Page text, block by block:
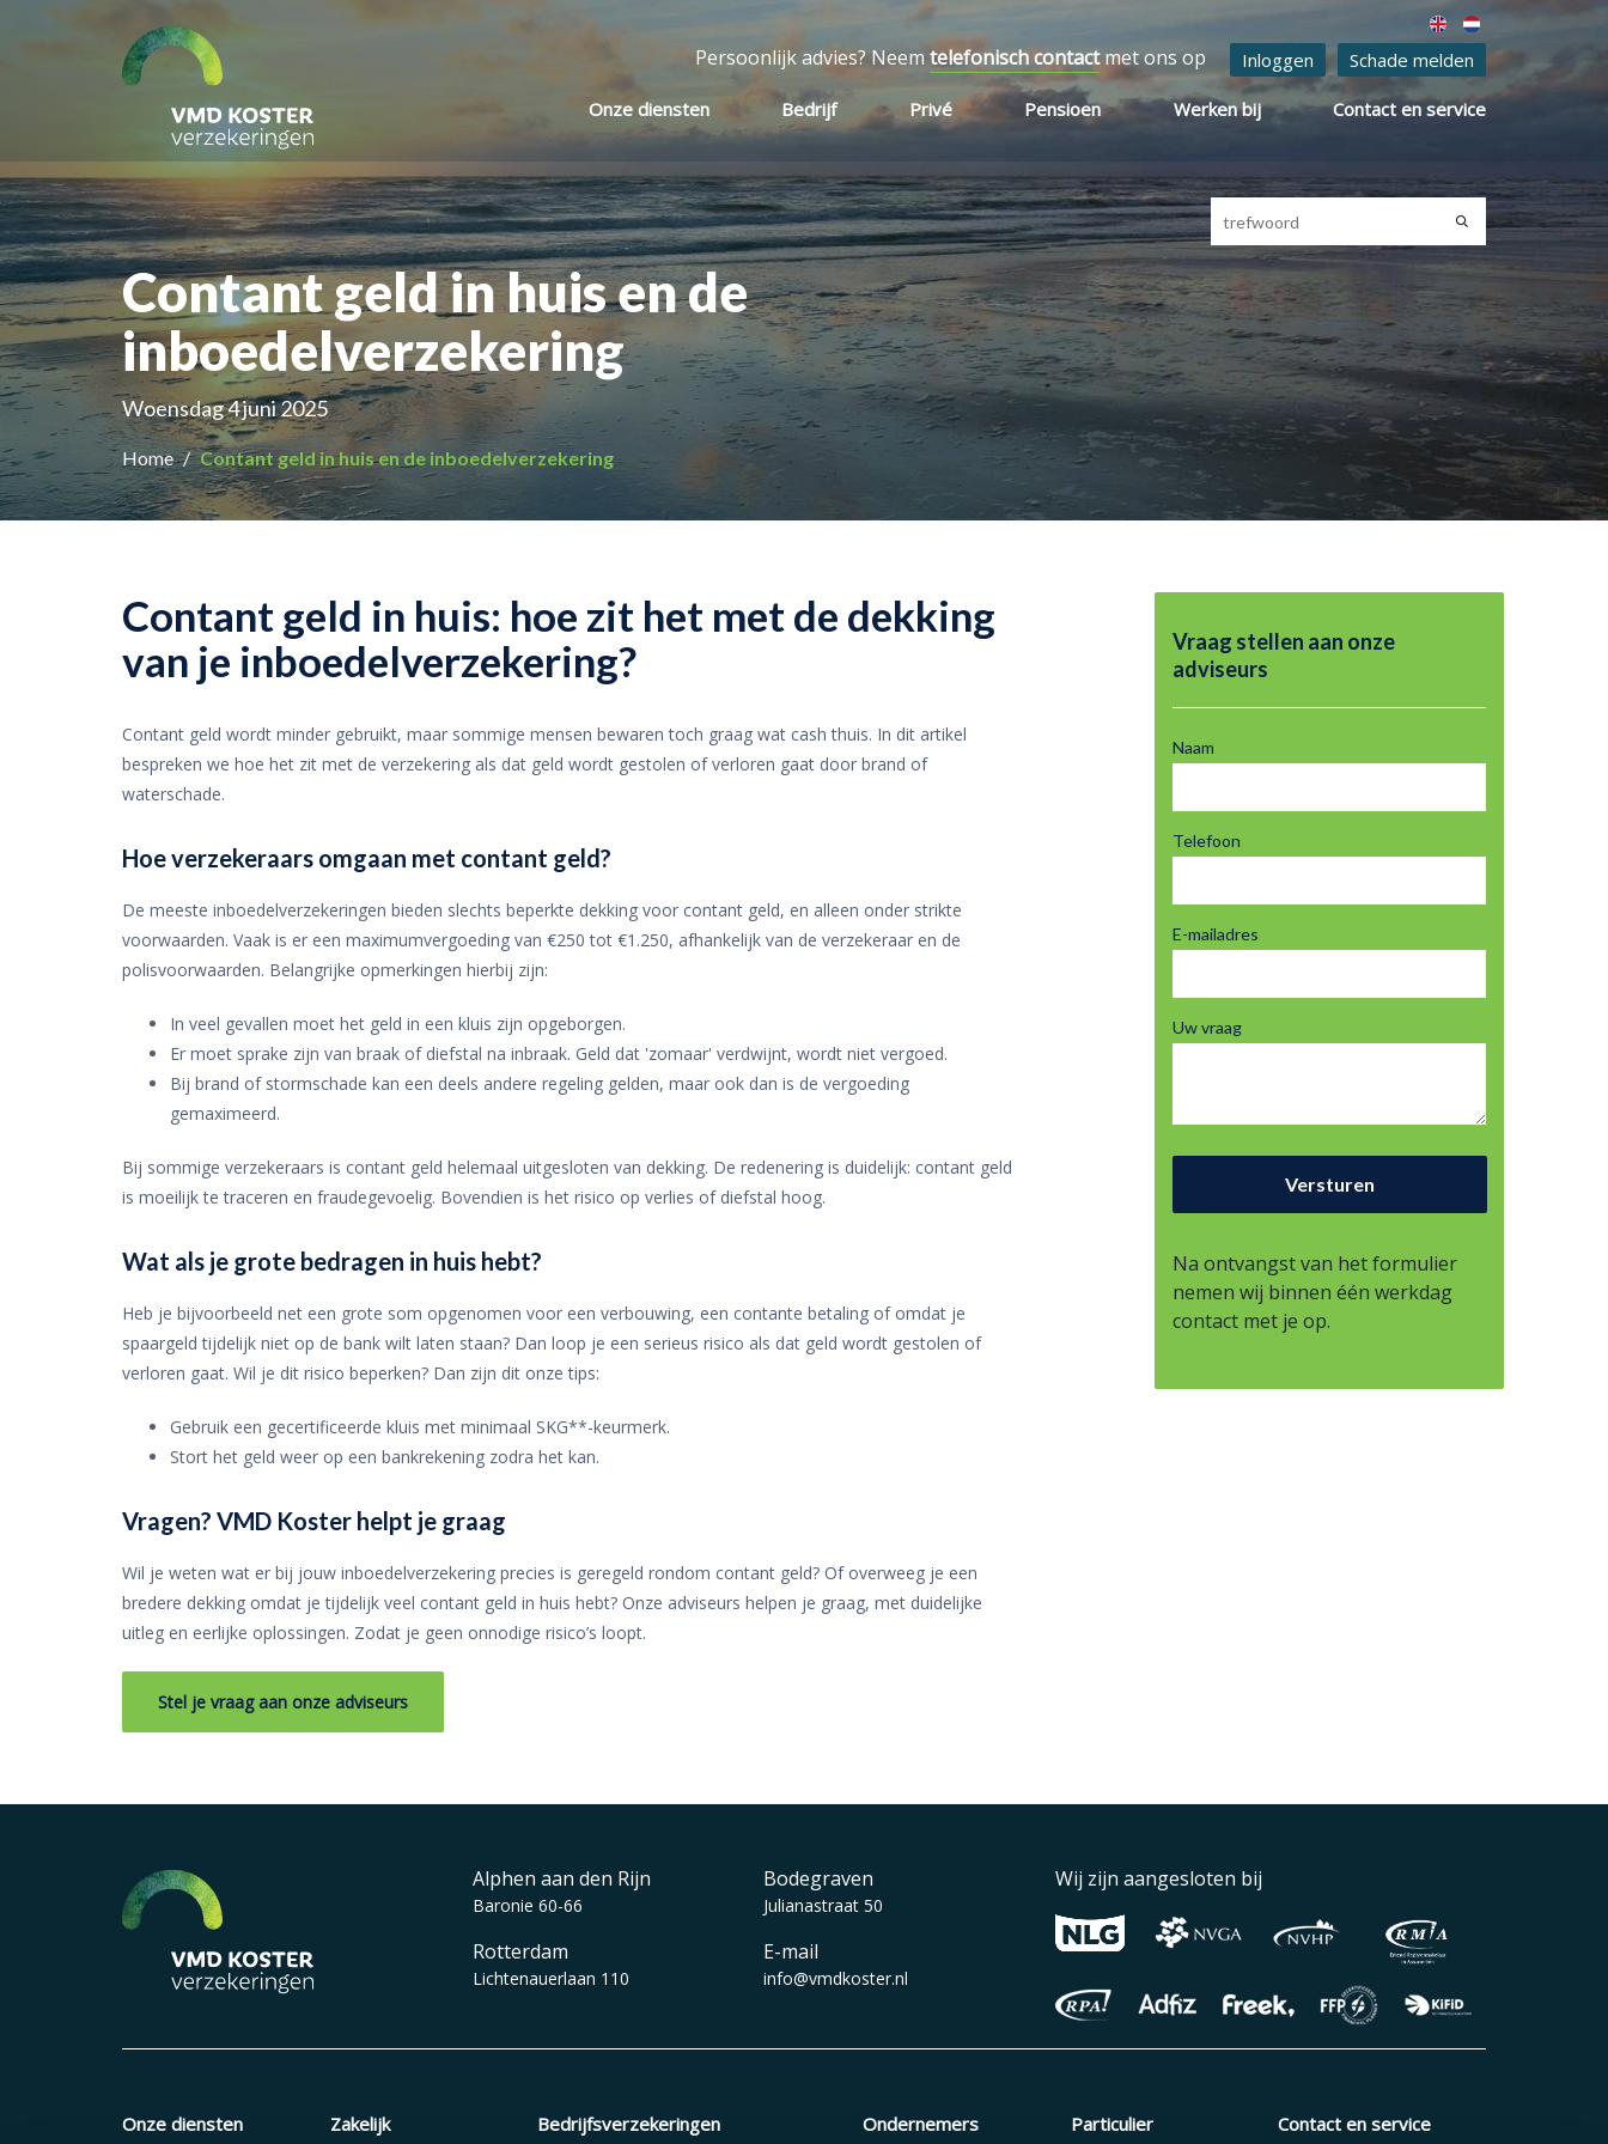
Persoonlijk advies? Neem telefonisch contactmet ons op Inloggen Schade melden
Onze diensten Bedrijf Privé Pensioen Werken bij Contact en service
Contant geld in huis en de
inboedelverzekering
Woensdag 4 juni 2025
Home Contant geld in huis en de inboedelverzekering
Contant geld in huis: hoe zit het met de dekking
van je inboedelverzekering?
Contant geld wordt minder gebruikt, maar sommige mensen bewaren toch graag wat cash thuis. In dit artikel
bespreken we hoe het zit met de verzekering als dat geld wordt gestolen of verloren gaat door brand of
waterschade.
Hoe verzekeraars omgaan met contant geld?
De meeste inboedelverzekeringen bieden slechts beperkte dekking voor contant geld, en alleen onder strikte
voorwaarden. Vaak is er een maximumvergoeding van €250 tot €1.250, afhankelijk van de verzekeraar en de
polisvoorwaarden. Belangrijke opmerkingen hierbij zijn:
In veel gevallen moet het geld in een kluis zijn opgeborgen.
Er moet sprake zijn van braak of diefstal na inbraak. Geld dat 'zomaar' verdwijnt, wordt niet vergoed.
Bij brand of stormschade kan een deels andere regeling gelden, maar ook dan is de vergoeding
gemaximeerd.
Bij sommige verzekeraars is contant geld helemaal uitgesloten van dekking. De redenering is duidelijk: contant geld
is moeilijk te traceren en fraudegevoelig. Bovendien is het risico op verlies of diefstal hoog.
Wat als je grote bedragen in huis hebt?
Heb je bijvoorbeeld net een grote som opgenomen voor een verbouwing, een contante betaling of omdat je
spaargeld tijdelijk niet op de bank wilt laten staan? Dan loop je een serieus risico als dat geld wordt gestolen of
verloren gaat. Wil je dit risico beperken? Dan zijn dit onze tips:
Gebruik een gecertificeerde kluis met minimaal SKG**-keurmerk.
Stort het geld weer op een bankrekening zodra het kan.
Vragen? VMD Koster helpt je graag
Wil je weten wat er bij jouw inboedelverzekering precies is geregeld rondom contant geld? Of overweeg je een
bredere dekking omdat je tijdelijk veel contant geld in huis hebt? Onze adviseurs helpen je graag, met duidelijke
uitleg en eerlijke oplossingen. Zodat je geen onnodige risico’s loopt.
Stel je vraag aan onze adviseurs
Vraag stellen aan onze
adviseurs
Naam
Telefoon
E-mailadres
Uw vraag
Na ontvangst van het formulier
nemen wij binnen één werkdag
contact met je op.
Alphen aan den Rijn
Baronie 60-66
Rotterdam
Lichtenauerlaan 110
Bodegraven
Julianastraat 50
E-mail
info@vmdkoster.nl
Wij zijn aangesloten bij
Onze diensten Zakelijk Bedrijfsverzekeringen Ondernemers Particulier Contact en service